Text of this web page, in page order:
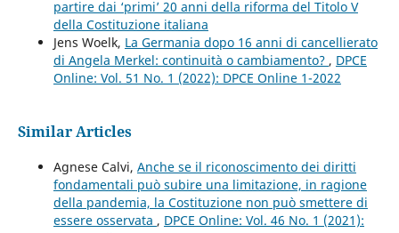
partire dai ‘primi’ 20 anni della riforma del Titolo V
della Costituzione italiana
Jens Woelk, La Germania dopo 16 anni di cancellierato
di Angela Merkel: continuità o cambiamento? , DPCE
Online: Vol. 51 No. 1 (2022): DPCE Online 1-2022
Similar Articles
Agnese Calvi, Anche se il riconoscimento dei diritti
fondamentali può subire una limitazione, in ragione
della pandemia, la Costituzione non può smettere di
essere osservata , DPCE Online: Vol. 46 No. 1 (2021):